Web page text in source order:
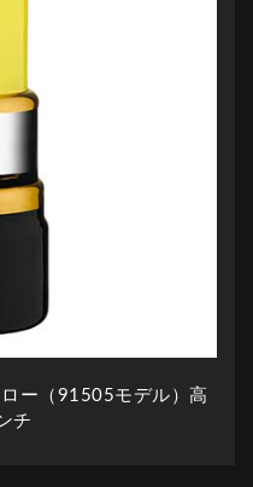
ー（91505モデル）高
チ